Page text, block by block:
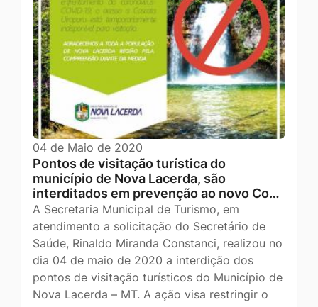
04 de Maio de 2020
Pontos de visitação turística do
município de Nova Lacerda, são
interditados em prevenção ao novo Co…
A Secretaria Municipal de Turismo, em
atendimento a solicitação do Secretário de
Saúde, Rinaldo Miranda Constanci, realizou no
dia 04 de maio de 2020 a interdição dos
pontos de visitação turísticos do Município de
Nova Lacerda – MT. A ação visa restringir o